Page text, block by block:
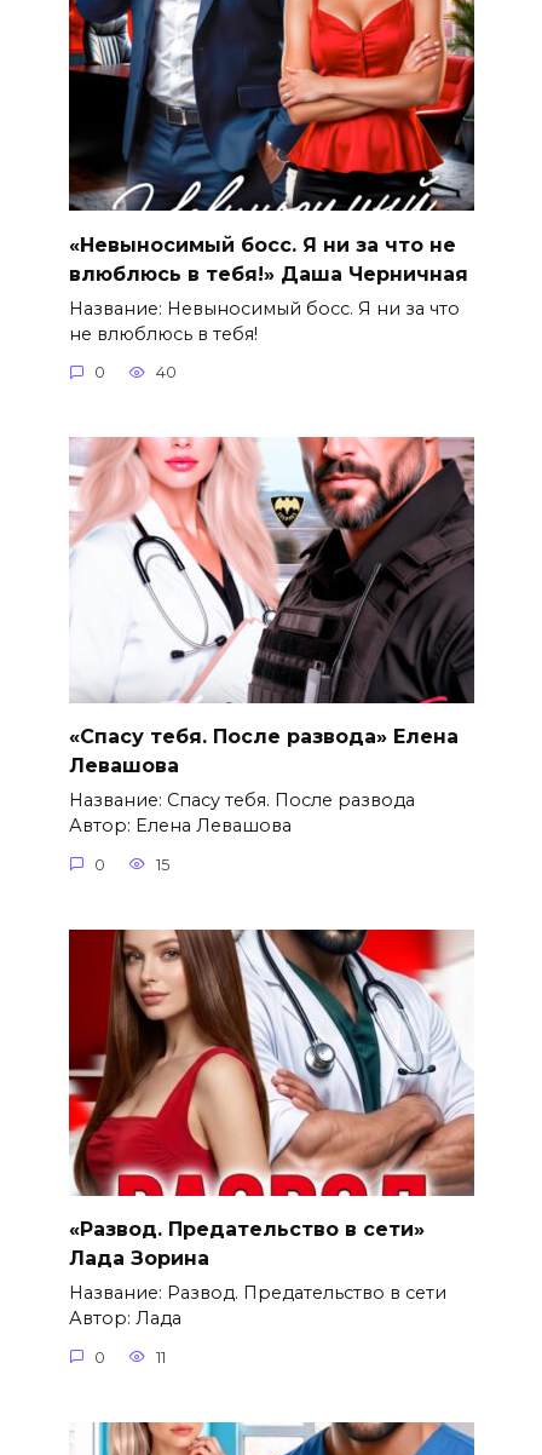
«Невыносимый босс. Я ни за что не
влюблюсь в тебя!» Даша Черничная
Название: Невыносимый босс. Я ни за что
не влюблюсь в тебя!
0 40
«Спасу тебя. После развода» Елена
Левашова
Название: Спасу тебя. После развода
Автор: Елена Левашова
0 15
«Развод. Предательство в сети»
Лада Зорина
Название: Развод. Предательство в сети
Автор: Лада
0 11